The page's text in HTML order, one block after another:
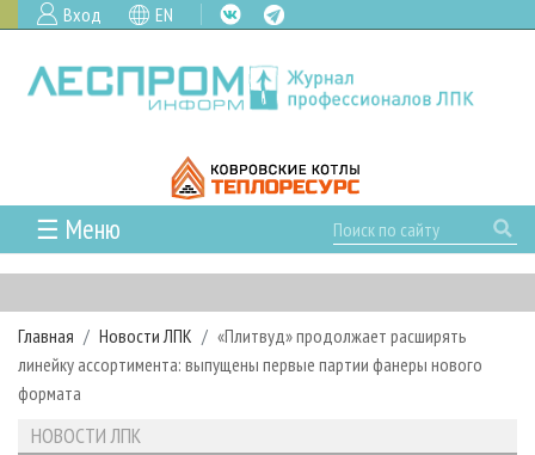
Вход EN
☰ Меню
ГЛАВНАЯ
РУБРИКИ И ТЕМЫ
РУБРИКИ ЖУРНАЛА
ЛЕСНОЕ ХОЗЯЙСТВО
ЛЕСОЗАГОТОВКА
НОВОСТИ
КАЛЕНДАРЬ СОБЫТИЙ
НОВОСТИ ЛПК
ПРОЕКТЫ ЛПИ
АНАЛИТИКА
АРХИВ
Главная Новости ЛПК
«Плитвуд» продолжает расширять
линейку ассортимента: выпущены первые партии фанеры нового
формата
НОВОСТИ ЛПК